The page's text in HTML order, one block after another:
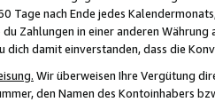
Tage nach Ende jedes
Zahlungen in einer anderen
dich damit einverstanden, dass die
Wir überweisen Ihre Vergütung
den Namen des Kontoinhabers